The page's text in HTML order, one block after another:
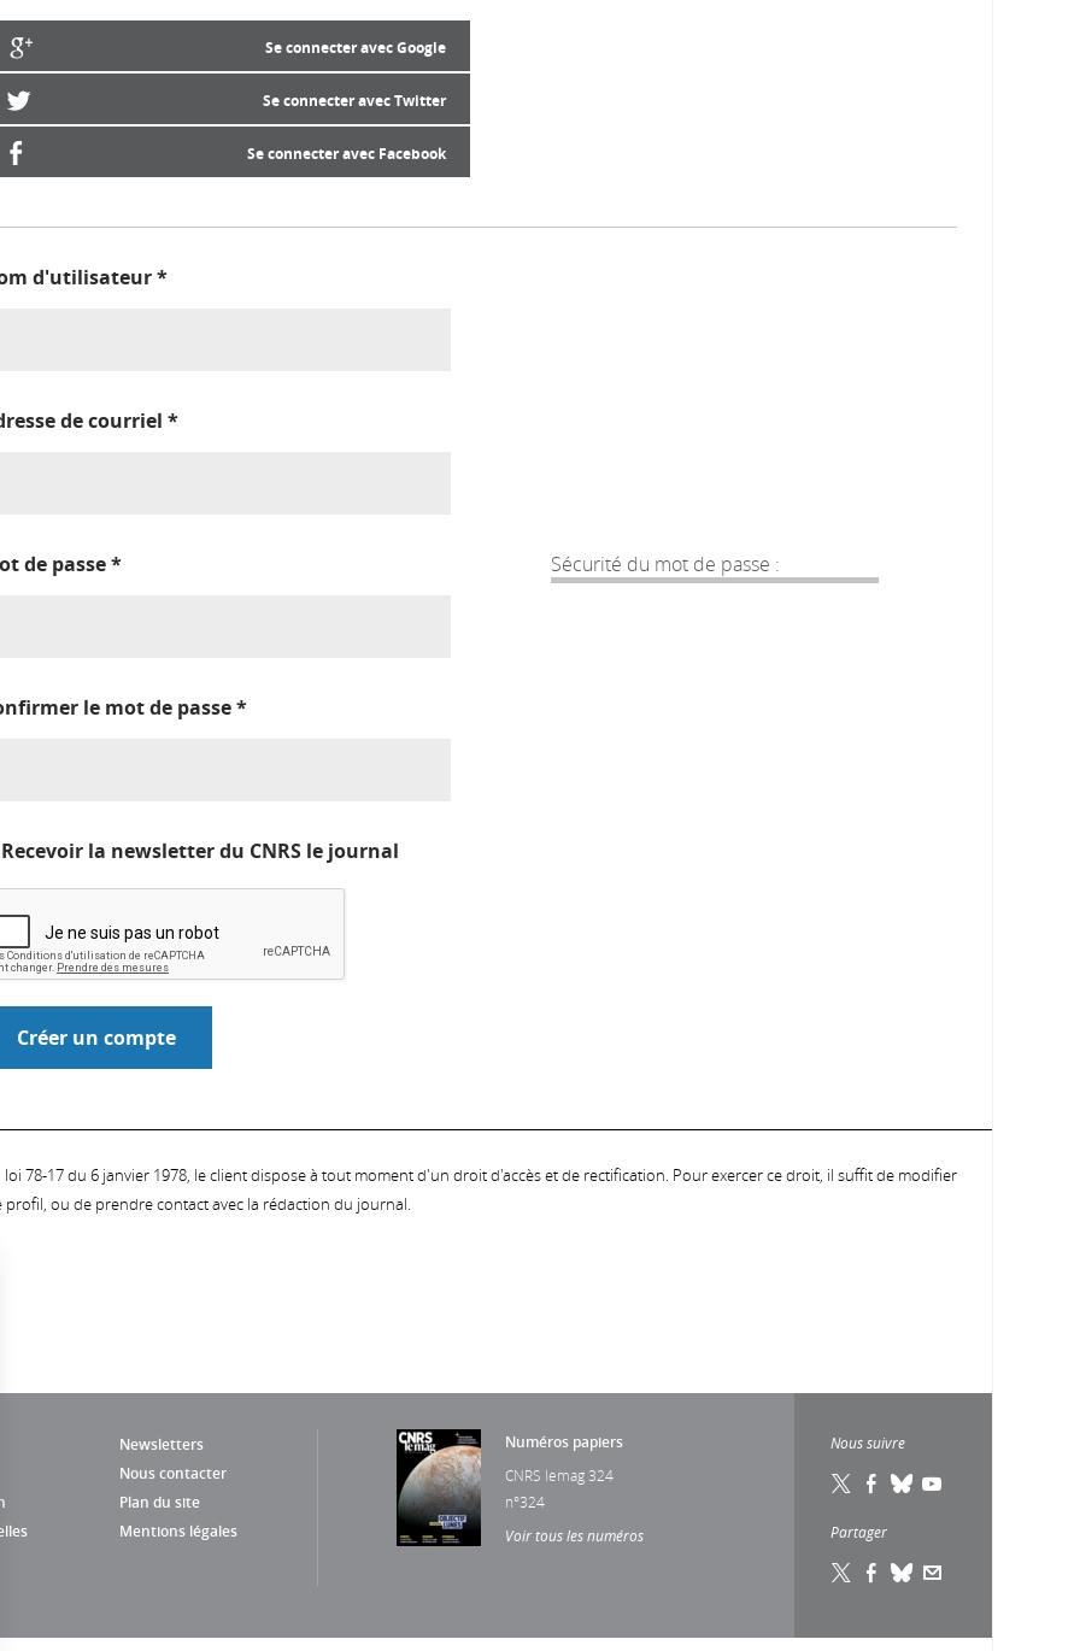
Se connecter avec Google
Se connecter avec Twitter
Se connecter avec Facebook
d'utilisateur*
de courriel *
Sécurité du mot de passe :
de passe*
le mot de passe*
Recevoir la newsletter du CNRS le journal
78-17 du 6 janvier 1978, le client dispose à tout moment d'un droit d'accès et de rectification. Pour exercer ce droit, il suffit de modifier
ou de prendre contact avec la rédaction du journal.
Newsletters
Nous contacter
Plan du site
Mentions légales
Numéros papiers
CNRS lemag 324
n°324
Voir tous les numéros
Nous suivre
Partager